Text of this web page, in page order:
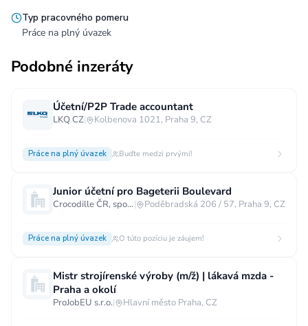
Typ pracovného pomeru
Práce na plný úvazek
Podobné inzeráty
Účetní/P2P Trade accountant
LKQ CZ| Kolbenova 1021, Praha 9, CZ
Práce na plný úvazek Buďte medzi prvými!
Junior účetní pro Bageterii Boulevard
Crocodille ČR, spol. s r.o.| Poděbradská 206 / 57, Praha 9, CZ
Práce na plný úvazek O túto pozíciu je záujem!
Mistr strojírenské výroby (m/ž) | lákavá mzda -
Praha a okolí
ProJobEU s.r.o.| Hlavní město Praha, CZ